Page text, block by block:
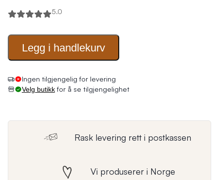
5.0
Legg i handlekurv
Ingen tilgjengelig for levering
Velg butikkfor å se tilgjengelighet
Rask levering rett i postkassen
Vi produserer i Norge